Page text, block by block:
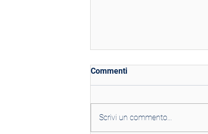
Commenti
Scrivi un commento...